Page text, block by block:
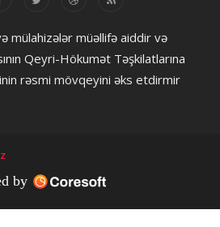
mülahizələr müəllifə aiddir və
Qeyri-Hökumət Təşkilatlarına
rəsmi mövqeyini əks etdirmir